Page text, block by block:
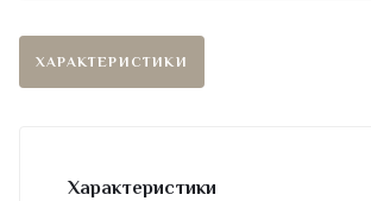
ХАРАКТЕРИСТИКИ
Характеристики